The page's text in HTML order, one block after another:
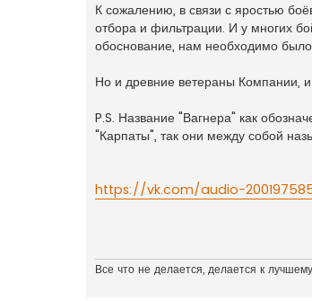
К сожалению, в связи с яростью
отбора и фильтрации. И у многих
обоснование, нам необходимо
Но и древние ветераны Компании,
P.S. Название "Вагнера" как
"Карпаты", так они между собой
https://vk.com/audio-
Все что не делается, делается к